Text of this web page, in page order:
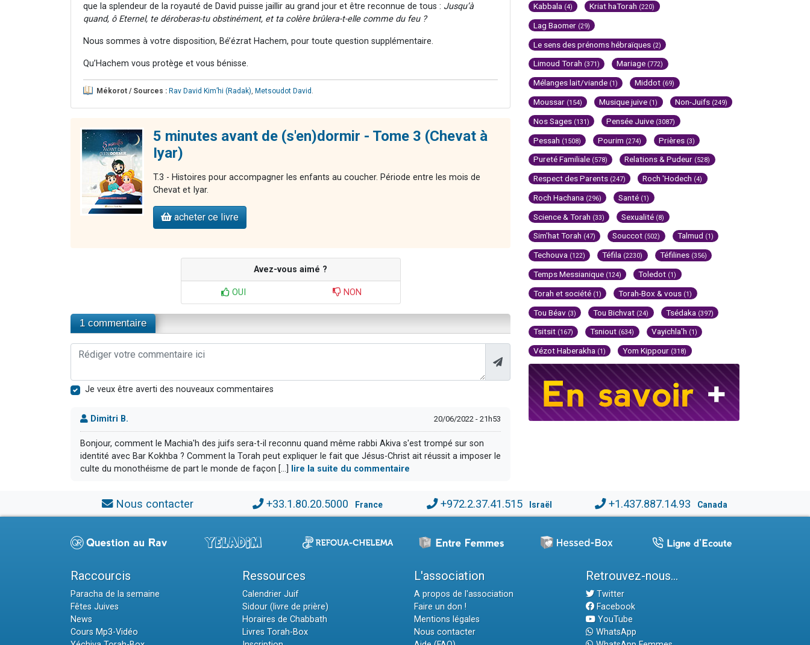
que la splendeur de la royauté de David puisse jaillir au grand jour et être reconnue de tous : Jusqu’à
quand, ô Eternel, te déroberas-tu obstinément, et ta colère brûlera-t-elle comme du feu ?
Nous sommes à votre disposition, Bé’ézrat Hachem, pour toute question supplémentaire.
Qu’Hachem vous protège et vous bénisse.
Mékorot / Sources : Rav David Kim’hi (Radak) Metsoudot David
5 minutes avant de (s'en)dormir - Tome 3 (Chevat à
Iyar)
T.3 - Histoires pour accompagner les enfants au coucher. Période entre les mois de
Chevat et Iyar.
acheter ce livre
Avez-vous aimé ?
OUI NON
1 commentaire
Je veux être averti des nouveaux commentaires
Dimitri B. 20/06/2022 - 21h53
Bonjour, comment le Machia'h des juifs sera-t-il reconnu quand même rabbi Akiva s'est trompé sur son
identité avec Bar Kokhba ? Comment la Torah peut expliquer le fait que Jésus-Christ ait réussit a imposer le
culte du monothéisme de part le monde de façon [...]
lire la suite du commentaire
Kabbala (4) Kriat haTorah (220)
Lag Baomer (29)
Le sens des prénoms hébraïques (2)
Limoud Torah (371) Mariage (772)
Mélanges lait/viande (1) Middot (69)
Moussar (154) Musique juive (1) Non-Juifs (249)
Nos Sages (131) Pensée Juive (3087)
Pessah (1508) Pourim (274) Prières (3)
Pureté Familiale (578) Relations & Pudeur (528)
Respect des Parents (247) Roch 'Hodech (4)
Roch Hachana (296) Santé (1)
Science & Torah (33) Sexualité (8)
Sim'hat Torah (47) Souccot (502) Talmud (1)
Techouva (122) Téfila (2230) Téfilines (356)
Temps Messianique (124) Toledot (1)
Torah et société (1) Torah-Box & vous (1)
Tou Béav (3) Tou Bichvat (24) Tsédaka (397)
Tsitsit (167) Tsniout (634) Vayichla'h (1)
Vézot Haberakha (1) Yom Kippour (318)
Nous contacter +33.1.80.20.5000 France +972.2.37.41.515 Israël +1.437.887.14.93 Canada
Raccourcis
Paracha de la semaine
Fêtes Juives
News
Cours Mp3-Vidéo
Ressources
Calendrier Juif
Sidour (livre de prière)
Horaires de Chabbath
Livres Torah-Box
L'association
A propos de l'association
Faire un don !
Mentions légales
Nous contacter
Retrouvez-nous...
Twitter
Facebook
YouTube
WhatsApp